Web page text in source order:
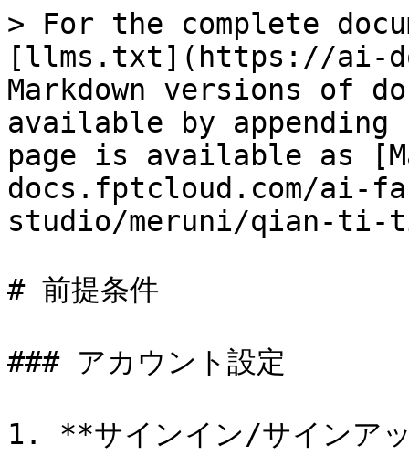
> For the complete
[llms.txt](https://ai-
Markdown versions of
available by
page is available as
docs.fptcloud.com/
studio/meruni/qian-ti-
# 前提条件
### アカウント設定
1. **サインイン/サインア